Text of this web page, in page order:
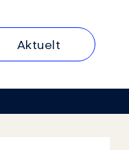
Aktuelt